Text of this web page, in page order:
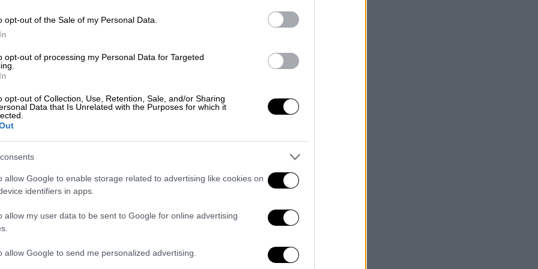
opt-out of the Sale of my Personal Data.
opt-out of processing my Personal Data for Targeted
opt-out of Collection, Use, Retention, Sale, and/or Sharing
Data that Is Unrelated with the Purposes for which it
allow Google to enable storage related to advertising like cookies on
identifiers in apps.
allow my user data to be sent to Google for online advertising
allow Google to send me personalized advertising.
16.08.2022 15:28
Τόκιο: Τρισδιάστατα Pokemon
παγκόσμια ημέρα γάτας
Κατά διαστήματα, το τροπικό φόντο
ξεχειλίζει από το πλαίσιο
Ελλάδα|29.09.2021 13:33
Mars Field - Πεδίον του Άρεως:
αντιδράσεις για το… google